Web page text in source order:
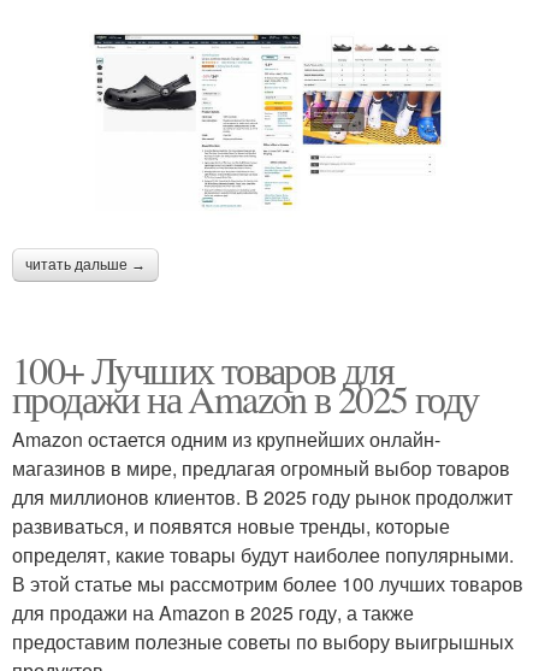
читать дальше →
100+ Лучших товаров для
продажи на Amazon в 2025 году
Amazon остается одним из крупнейших онлайн-
магазинов в мире, предлагая огромный выбор товаров
для миллионов клиентов. В 2025 году рынок продолжит
развиваться, и появятся новые тренды, которые
определят, какие товары будут наиболее популярными.
В этой статье мы рассмотрим более 100 лучших товаров
для продажи на Amazon в 2025 году, а также
предоставим полезные советы по выбору выигрышных